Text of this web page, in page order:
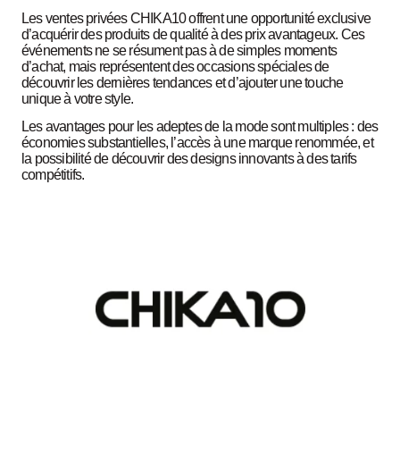
Les ventes privées CHIKA10 offrent une opportunité exclusive
d’acquérir des produits de qualité à des prix avantageux. Ces
événements ne se résument pas à de simples moments
d’achat, mais représentent des occasions spéciales de
découvrir les dernières tendances et d’ajouter une touche
unique à votre style.
Les avantages pour les adeptes de la mode sont multiples : des
économies substantielles, l’accès à une marque renommée, et
la possibilité de découvrir des designs innovants à des tarifs
compétitifs.